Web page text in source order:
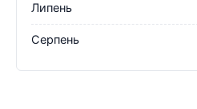
Липень
Серпень